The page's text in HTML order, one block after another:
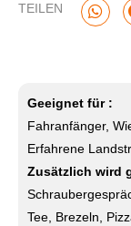
TEILEN
Geeignet für :
Fahranfänger,
Erfahrene
Zusätzlich wird
Tee, Brezeln,